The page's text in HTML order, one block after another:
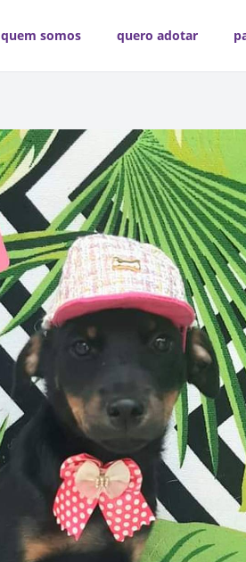
quem somos quero adotar